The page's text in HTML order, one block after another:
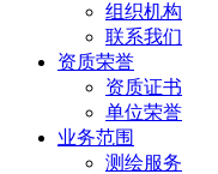
组织机构
联系我们
资质荣誉
资质证书
单位荣誉
业务范围
测绘服务